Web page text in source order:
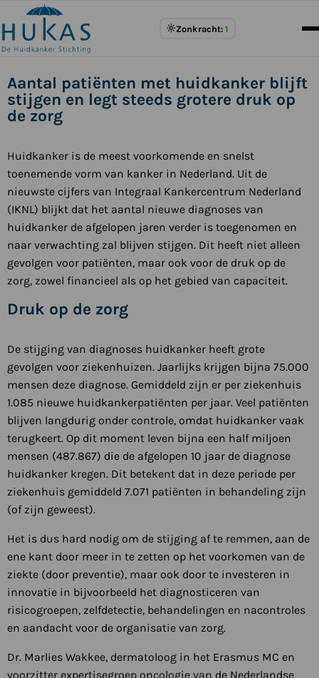
Zonkracht: 1
Index
Aantal patiënten met huidkanker blijft
stijgen en legt steeds grotere druk op
de zorg
Huidkanker is de meest voorkomende en snelst
toenemende vorm van kanker in Nederland. Uit de
nieuwste cijfers van Integraal Kankercentrum Nederland
(IKNL) blijkt dat het aantal nieuwe diagnoses van
huidkanker de afgelopen jaren verder is toegenomen en
naar verwachting zal blijven stijgen. Dit heeft niet alleen
gevolgen voor patiënten, maar ook voor de druk op de
zorg, zowel financieel als op het gebied van capaciteit.
Druk op de zorg
De stijging van diagnoses huidkanker heeft grote
gevolgen voor ziekenhuizen. Jaarlijks krijgen bijna 75.000
mensen deze diagnose. Gemiddeld zijn er per ziekenhuis
1.085 nieuwe huidkankerpatiënten per jaar. Veel patiënten
blijven langdurig onder controle, omdat huidkanker vaak
terugkeert. Op dit moment leven bijna een half miljoen
mensen (487.867) die de afgelopen 10 jaar de diagnose
huidkanker kregen. Dit betekent dat in deze periode per
ziekenhuis gemiddeld 7.071 patiënten in behandeling zijn
(of zijn geweest).
Het is dus hard nodig om de stijging af te remmen, aan de
ene kant door meer in te zetten op het voorkomen van de
ziekte (door preventie), maar ook door te investeren in
innovatie in bijvoorbeeld het diagnosticeren van
risicogroepen, zelfdetectie, behandelingen en nacontroles
en aandacht voor de organisatie van zorg.
Dr. Marlies Wakkee, dermatoloog in het Erasmus MC en
voorzitter expertisegroep oncologie van de Nederlandse